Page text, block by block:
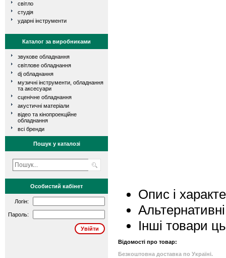
світло
студія
ударні інструменти
Каталог за виробниками
звукове обладнання
світлове обладнання
dj обладнання
музичні інструменти, обладнання
та аксесуари
сценічне обладнання
акустичні матеріали
відео та кінопроекційне
обладнання
всі бренди
Пошук у каталозі
Особистий кабінет
Логін:
Пароль:
Опис і
Інші товари
Відомості про товар:
Безкоштовна доставка по Україні.